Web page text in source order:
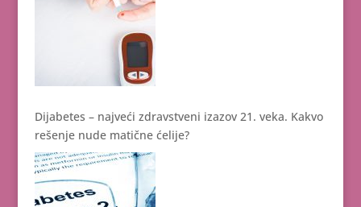
Dijabetes – najveći zdravstveni izazov 21. veka. Kakvo
rešenje nude matične ćelije?